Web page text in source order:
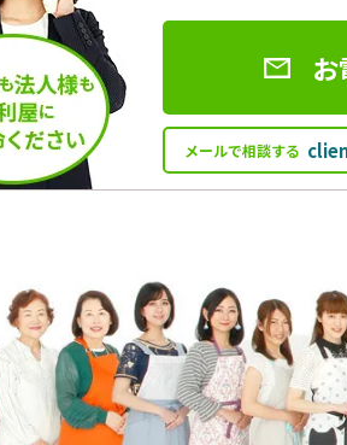
メールで相談する